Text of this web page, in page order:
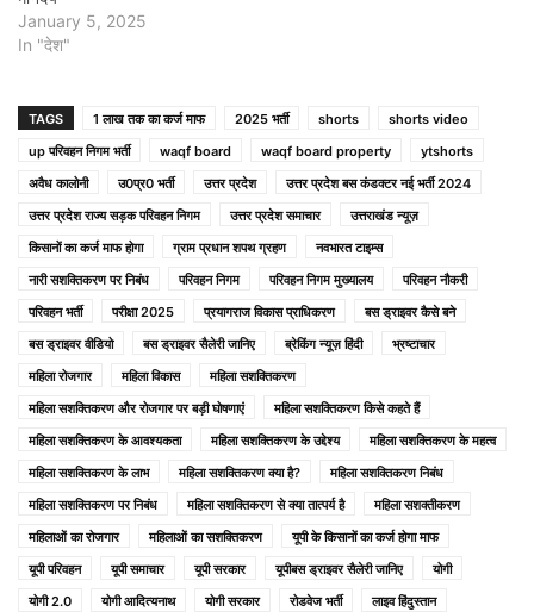
January 5, 2025
In "देश"
TAGS 1 लाख तक का कर्ज माफ 2025 भर्ती shorts
shorts video
up परिवहन निगम भर्ती
waqf board waqf board property
ytshorts
अवैध कालोनी
उ0प्र0 भर्ती उत्तर प्रदेश
उत्तर प्रदेश बस कंडक्टर नई भर्ती 2024
उत्तर प्रदेश राज्य सड़क परिवहन निगम
उत्तर प्रदेश समाचार
उत्तराखंड न्यूज़
किसानों का कर्ज माफ होगा
ग्राम प्रधान शपथ ग्रहण
नवभारत टाइम्स
नारी सशक्तिकरण पर निबंध
परिवहन निगम परिवहन निगम मुख्यालय
परिवहन नौकरी
परिवहन भर्ती
परीक्षा 2025 प्रयागराज विकास प्राधिकरण
बस ड्राइवर कैसे बने
बस ड्राइवर वीडियो
बस ड्राइवर सैलेरी जानिए ब्रेकिंग न्यूज़ हिंदी
भ्रष्टाचार
महिला रोजगार
महिला विकास
महिला सशक्तिकरण
महिला सशक्तिकरण और रोजगार पर बड़ी घोषणाएं
महिला सशक्तिकरण किसे कहते हैं
महिला सशक्तिकरण के आवश्यकता
महिला सशक्तिकरण के उद्देश्य
महिला सशक्तिकरण के महत्व
महिला सशक्तिकरण के लाभ
महिला सशक्तिकरण क्या है?
महिला सशक्तिकरण निबंध
महिला सशक्तिकरण पर निबंध
महिला सशक्तिकरण से क्या तात्पर्य है
महिला सशक्तीकरण
महिलाओं का रोजगार
महिलाओं का सशक्तिकरण
यूपी के किसानों का कर्ज होगा माफ
यूपी परिवहन
यूपी समाचार यूपी सरकार यूपीबस ड्राइवर सैलेरी जानिए
योगी
योगी 2.0
योगी आदित्यनाथ योगी सरकार रोडवेज भर्ती
लाइव हिंदुस्तान